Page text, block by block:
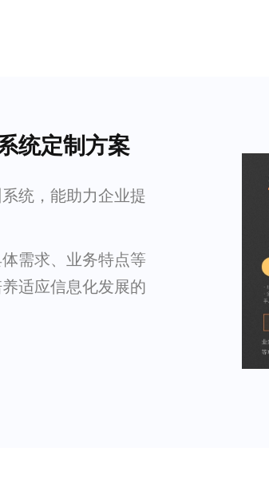
统定制方案
统，能助力企业提
需求、业务特点等
适应信息化发展的